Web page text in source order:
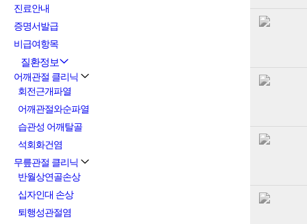
진료안내
증명서발급
비급여항목
질환정보
어깨관절 클리닉
회전근개파열
어깨관절와순파열
습관성 어깨탈골
석회화건염
무릎관절 클리닉
반월상연골손상
십자인대 손상
퇴행성관절염